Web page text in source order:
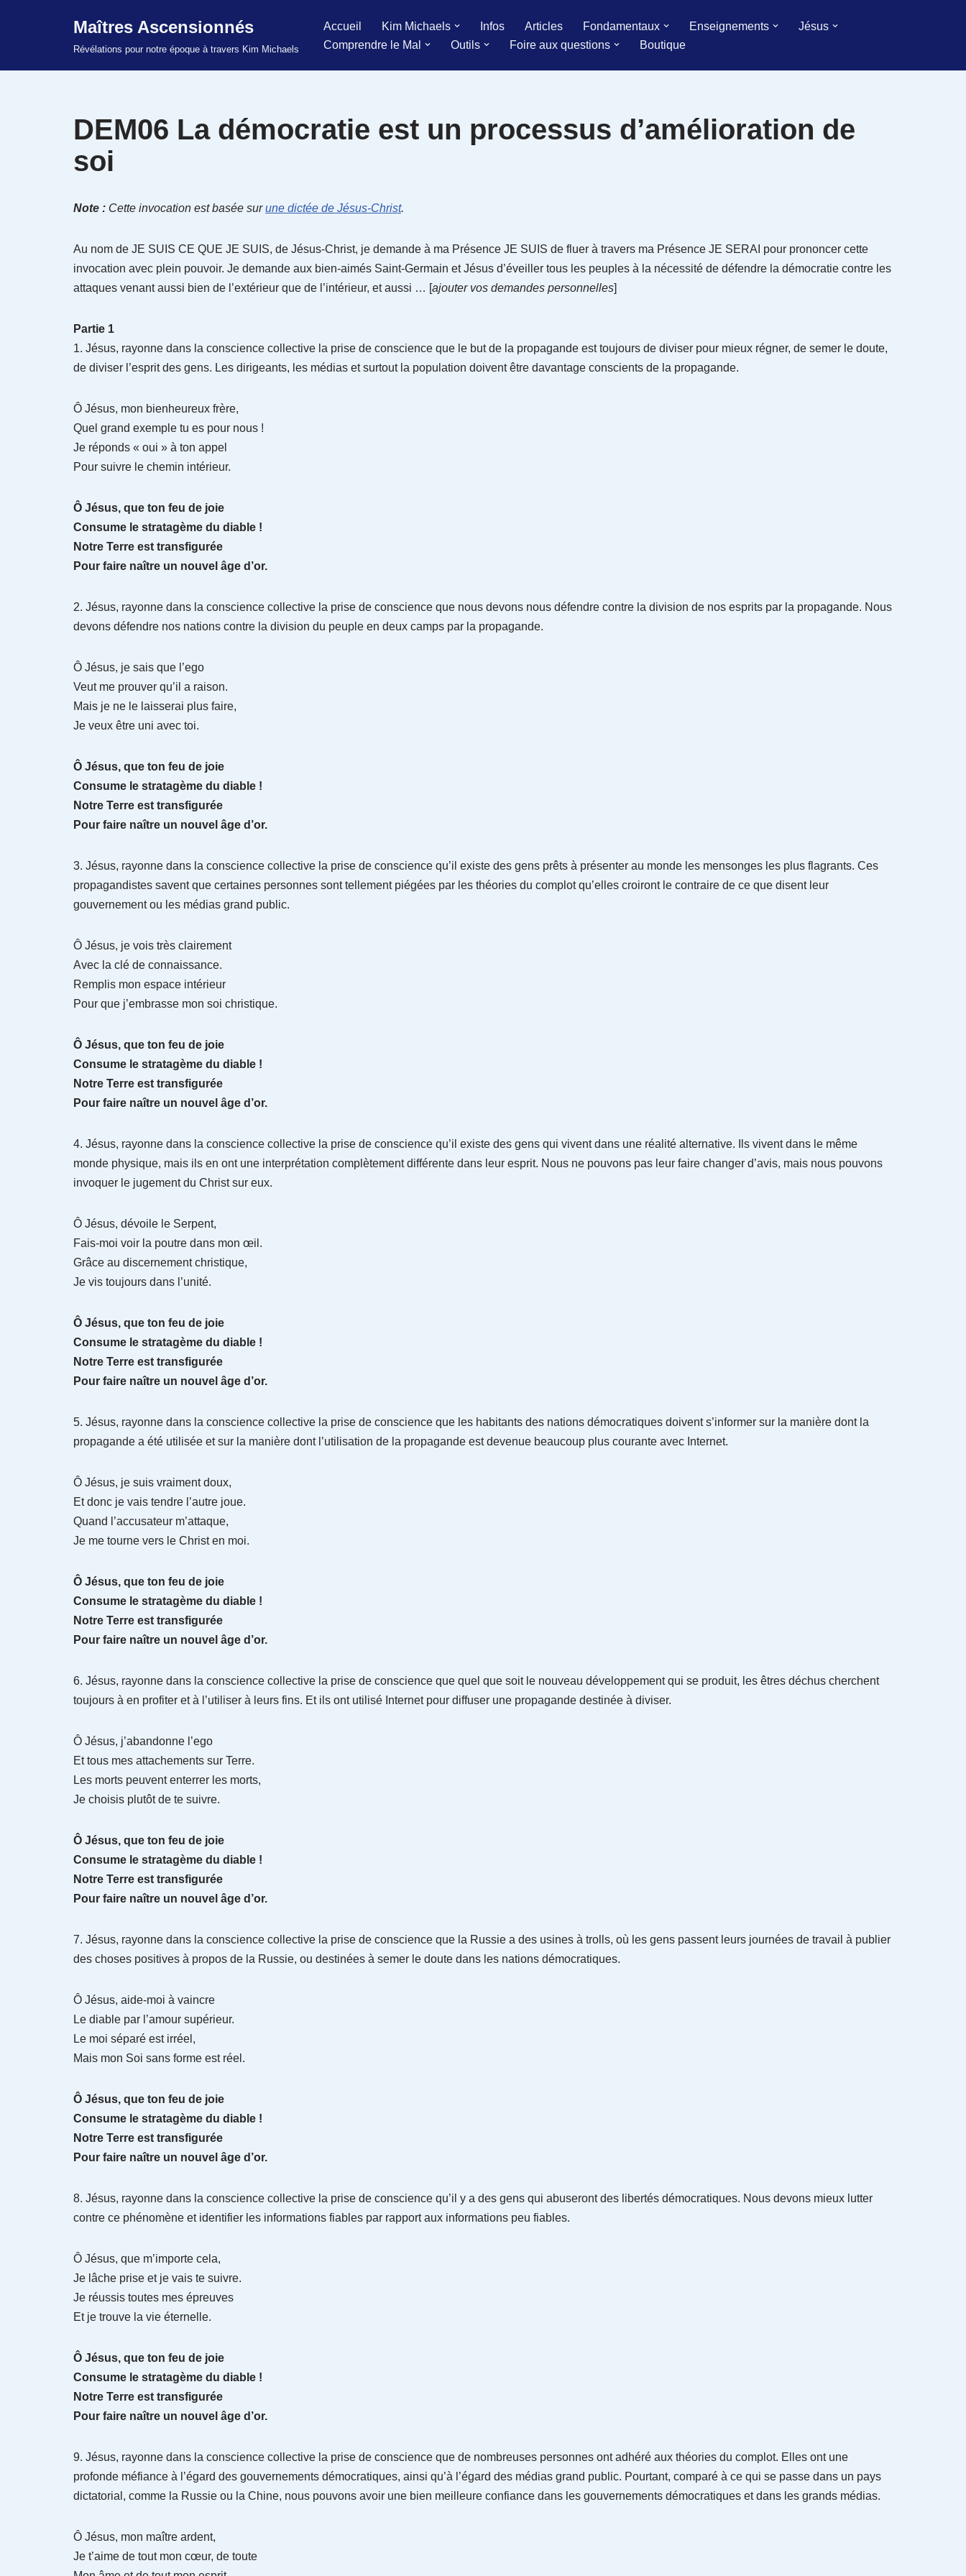
Maîtres Ascensionnés
Révélations pour notre époque à travers Kim Michaels
Accueil Kim Michaels Infos Articles Fondamentaux Enseignements
Jésus
Comprendre le Mal
Outils Foire aux questions Boutique
DEM06 La démocratie est un processus d’amélioration de
soi
Note : Cette invocation est basée surune dictée de Jésus-Christ.
Au nom de JE SUIS CE QUE JE SUIS, de Jésus-Christ, je demande à ma Présence JE SUIS de fluer à travers ma Présence JE SERAI pour prononcer cette
invocation avec plein pouvoir. Je demande aux bien-aimés Saint-Germain et Jésus d’éveiller tous les peuples à la nécessité de défendre la démocratie contre les
attaques venant aussi bien de l’extérieur que de l’intérieur, et aussi … [ajouter vos demandes personnelles]
Partie 1
1. Jésus, rayonne dans la conscience collective la prise de conscience que le but de la propagande est toujours de diviser pour mieux régner, de semer le doute,
de diviser l’esprit des gens. Les dirigeants, les médias et surtout la population doivent être davantage conscients de la propagande.
Ô Jésus, mon bienheureux frère,
Quel grand exemple tu es pour nous !
Je réponds « oui » à ton appel
Pour suivre le chemin intérieur.
Ô Jésus, que ton feu de joie
Consume le stratagème du diable !
Notre Terre est transfigurée
Pour faire naître un nouvel âge d’or.
2. Jésus, rayonne dans la conscience collective la prise de conscience que nous devons nous défendre contre la division de nos esprits par la propagande. Nous
devons défendre nos nations contre la division du peuple en deux camps par la propagande.
Ô Jésus, je sais que l’ego
Veut me prouver qu’il a raison.
Mais je ne le laisserai plus faire,
Je veux être uni avec toi.
Ô Jésus, que ton feu de joie
Consume le stratagème du diable !
Notre Terre est transfigurée
Pour faire naître un nouvel âge d’or.
3. Jésus, rayonne dans la conscience collective la prise de conscience qu’il existe des gens prêts à présenter au monde les mensonges les plus flagrants. Ces
propagandistes savent que certaines personnes sont tellement piégées par les théories du complot qu’elles croiront le contraire de ce que disent leur
gouvernement ou les médias grand public.
Ô Jésus, je vois très clairement
Avec la clé de connaissance.
Remplis mon espace intérieur
Pour que j’embrasse mon soi christique.
Ô Jésus, que ton feu de joie
Consume le stratagème du diable !
Notre Terre est transfigurée
Pour faire naître un nouvel âge d’or.
4. Jésus, rayonne dans la conscience collective la prise de conscience qu’il existe des gens qui vivent dans une réalité alternative. Ils vivent dans le même
monde physique, mais ils en ont une interprétation complètement différente dans leur esprit. Nous ne pouvons pas leur faire changer d’avis, mais nous pouvons
invoquer le jugement du Christ sur eux.
Ô Jésus, dévoile le Serpent,
Fais-moi voir la poutre dans mon œil.
Grâce au discernement christique,
Je vis toujours dans l’unité.
Ô Jésus, que ton feu de joie
Consume le stratagème du diable !
Notre Terre est transfigurée
Pour faire naître un nouvel âge d’or.
5. Jésus, rayonne dans la conscience collective la prise de conscience que les habitants des nations démocratiques doivent s’informer sur la manière dont la
propagande a été utilisée et sur la manière dont l’utilisation de la propagande est devenue beaucoup plus courante avec Internet.
Ô Jésus, je suis vraiment doux,
Et donc je vais tendre l’autre joue.
Quand l’accusateur m’attaque,
Je me tourne vers le Christ en moi.
Ô Jésus, que ton feu de joie
Consume le stratagème du diable !
Notre Terre est transfigurée
Pour faire naître un nouvel âge d’or.
6. Jésus, rayonne dans la conscience collective la prise de conscience que quel que soit le nouveau développement qui se produit, les êtres déchus cherchent
toujours à en profiter et à l’utiliser à leurs fins. Et ils ont utilisé Internet pour diffuser une propagande destinée à diviser.
Ô Jésus, j’abandonne l’ego
Et tous mes attachements sur Terre.
Les morts peuvent enterrer les morts,
Je choisis plutôt de te suivre.
Ô Jésus, que ton feu de joie
Consume le stratagème du diable !
Notre Terre est transfigurée
Pour faire naître un nouvel âge d’or.
7. Jésus, rayonne dans la conscience collective la prise de conscience que la Russie a des usines à trolls, où les gens passent leurs journées de travail à publier
des choses positives à propos de la Russie, ou destinées à semer le doute dans les nations démocratiques.
Ô Jésus, aide-moi à vaincre
Le diable par l’amour supérieur.
Le moi séparé est irréel,
Mais mon Soi sans forme est réel.
Ô Jésus, que ton feu de joie
Consume le stratagème du diable !
Notre Terre est transfigurée
Pour faire naître un nouvel âge d’or.
8. Jésus, rayonne dans la conscience collective la prise de conscience qu’il y a des gens qui abuseront des libertés démocratiques. Nous devons mieux lutter
contre ce phénomène et identifier les informations fiables par rapport aux informations peu fiables.
Ô Jésus, que m’importe cela,
Je lâche prise et je vais te suivre.
Je réussis toutes mes épreuves
Et je trouve la vie éternelle.
Ô Jésus, que ton feu de joie
Consume le stratagème du diable !
Notre Terre est transfigurée
Pour faire naître un nouvel âge d’or.
9. Jésus, rayonne dans la conscience collective la prise de conscience que de nombreuses personnes ont adhéré aux théories du complot. Elles ont une
profonde méfiance à l’égard des gouvernements démocratiques, ainsi qu’à l’égard des médias grand public. Pourtant, comparé à ce qui se passe dans un pays
dictatorial, comme la Russie ou la Chine, nous pouvons avoir une bien meilleure confiance dans les gouvernements démocratiques et dans les grands médias.
Ô Jésus, mon maître ardent,
Je t’aime de tout mon cœur, de toute